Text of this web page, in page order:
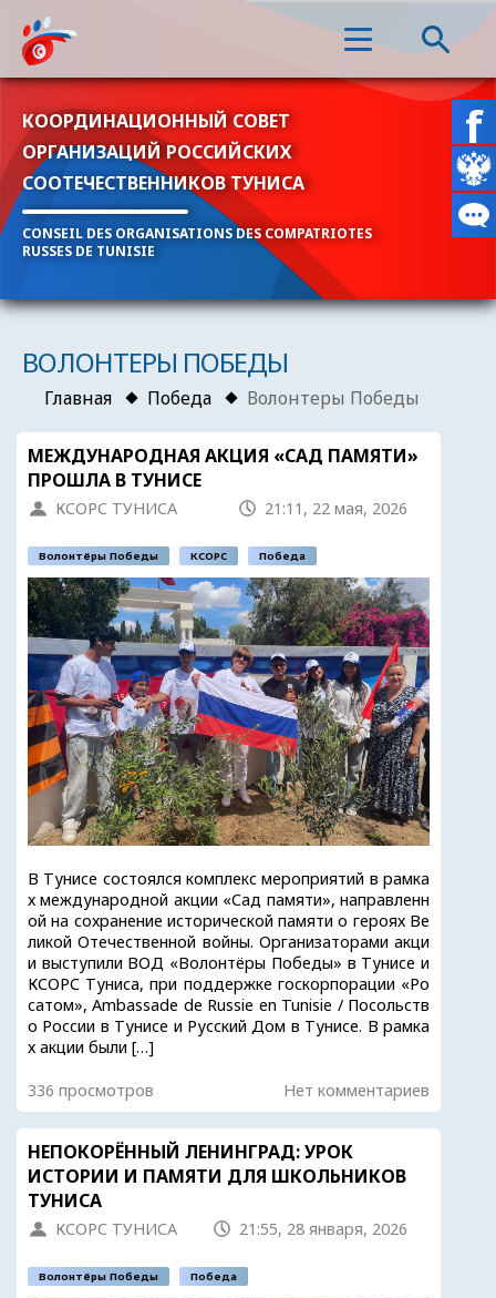
КООРДИНАЦИОННЫЙ СОВЕТ
ОРГАНИЗАЦИЙ РОССИЙСКИХ
СООТЕЧЕСТВЕННИКОВ ТУНИСА
CONSEIL DES ORGANISATIONS DES COMPATRIOTES
RUSSES DE TUNISIE
ВОЛОНТЕРЫ ПОБЕДЫ
Главная Победа Волонтеры Победы
МЕЖДУНАРОДНАЯ АКЦИЯ «САД ПАМЯТИ»
ПРОШЛА В ТУНИСЕ
КСОРС ТУНИСА 21:11, 22 мая, 2026
Волонтёры Победы КСОРС Победа
В Тунисе состоялся комплекс мероприятий в рамка
х международной акции «Сад памяти», направленн
ой на сохранение исторической памяти о героях Ве
ликой Отечественной войны. Организаторами акци
и выступили ВОД «Волонтёры Победы» в Тунисе и
КСОРС Туниса, при поддержке госкорпорации «Ро
сатом», Ambassade de Russie en Tunisie / Посольств
о России в Тунисе и Русский Дом в Тунисе. В рамка
х акции были […]
336 просмотров Нет комментариев
НЕПОКОРЁННЫЙ ЛЕНИНГРАД: УРОК
ИСТОРИИ И ПАМЯТИ ДЛЯ ШКОЛЬНИКОВ
ТУНИСА
КСОРС ТУНИСА 21:55, 28 января, 2026
Волонтёры Победы Победа